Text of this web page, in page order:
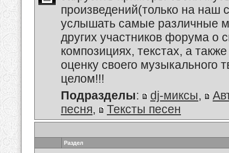
произведений(только на наш
услышать самые различные
других участников форума о
композициях, текстах, а
оценку своего музыкального
целом!!!
Подразделы: dj-миксы,
песня, Тексты песен
Раздел